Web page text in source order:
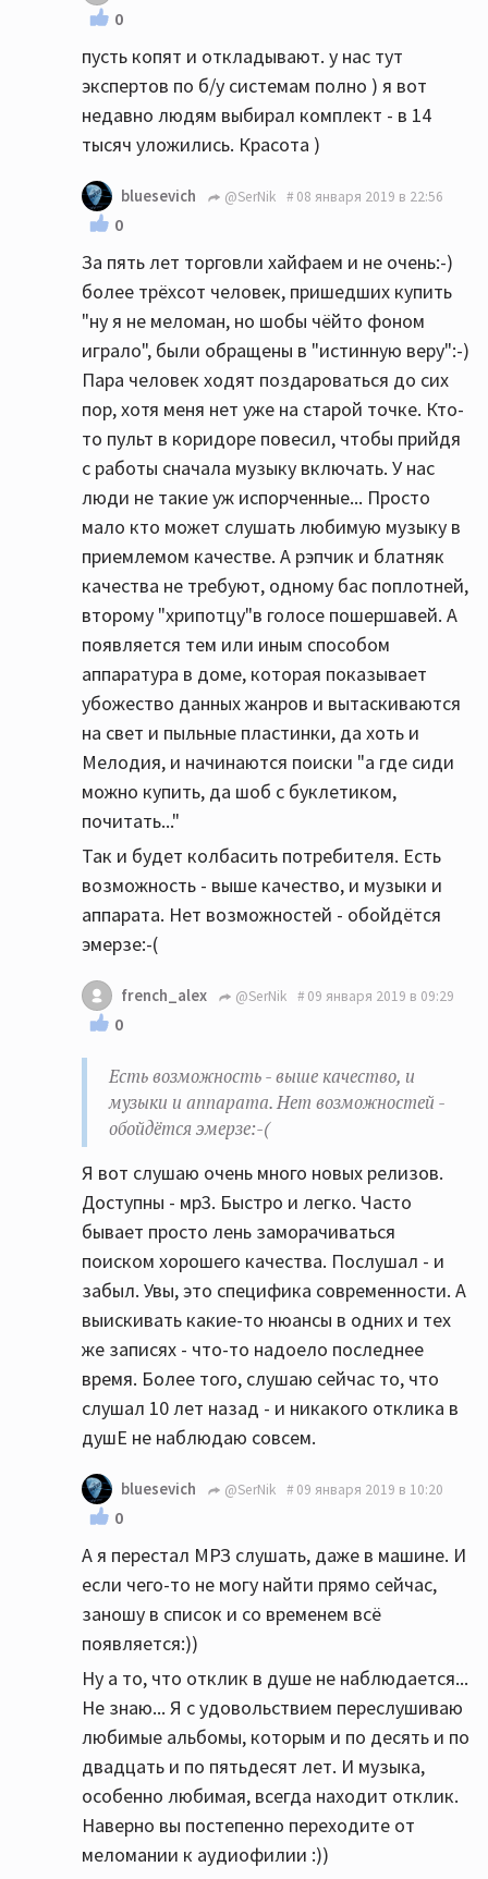
0
пусть копят и откладывают. у нас тут
экспертов по б/у системам полно ) я вот
недавно людям выбирал комплект - в 14
тысяч уложились. Красота )
bluesevich @SerNik 08 января 2019 в 22:56
0
За пять лет торговли хайфаем и не очень:-)
более трёхсот человек, пришедших купить
"ну я не меломан, но шобы чёйто фоном
играло", были обращены в "истинную веру":-)
Пара человек ходят поздароваться до сих
пор, хотя меня нет уже на старой точке. Кто-
то пульт в коридоре повесил, чтобы прийдя
с работы сначала музыку включать. У нас
люди не такие уж испорченные... Просто
мало кто может слушать любимую музыку в
приемлемом качестве. А рэпчик и блатняк
качества не требуют, одному бас поплотней,
второму "хрипотцу"в голосе пошершавей. А
появляется тем или иным способом
аппаратура в доме, которая показывает
убожество данных жанров и вытаскиваются
на свет и пыльные пластинки, да хоть и
Мелодия, и начинаются поиски "а где сиди
можно купить, да шоб с буклетиком,
почитать..."
Так и будет колбасить потребителя. Есть
возможность - выше качество, и музыки и
аппарата. Нет возможностей - обойдётся
эмерзе:-(
french_alex @SerNik 09 января 2019 в 09:29
0
Есть возможность - выше качество, и
музыки и аппарата. Нет возможностей -
обойдётся эмерзе:-(
Я вот слушаю очень много новых релизов.
Доступны - мр3. Быстро и легко. Часто
бывает просто лень заморачиваться
поиском хорошего качества. Послушал - и
забыл. Увы, это специфика современности. А
выискивать какие-то нюансы в одних и тех
же записях - что-то надоело последнее
время. Более того, слушаю сейчас то, что
слушал 10 лет назад - и никакого отклика в
душЕ не наблюдаю совсем.
bluesevich @SerNik 09 января 2019 в 10:20
0
А я перестал МРЗ слушать, даже в машине. И
если чего-то не могу найти прямо сейчас,
заношу в список и со временем всё
появляется:))
Ну а то, что отклик в душе не наблюдается...
Не знаю... Я с удовольствием переслушиваю
любимые альбомы, которым и по десять и по
двадцать и по пятьдесят лет. И музыка,
особенно любимая, всегда находит отклик.
Наверно вы постепенно переходите от
меломании к аудиофилии :))